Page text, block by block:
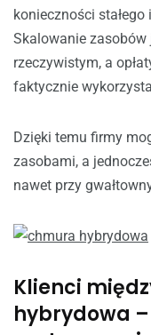
konieczności
Skalowanie
rzeczywistym, a
faktycznie
Dzięki temu firmy
zasobami, a
nawet przy
Klienci
hybrydowa –